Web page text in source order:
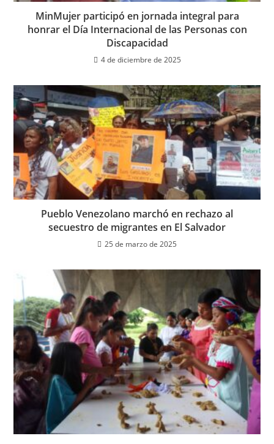
MinMujer participó en jornada integral para
honrar el Día Internacional de las Personas con
Discapacidad
4 de diciembre de 2025
Pueblo Venezolano marchó en rechazo al
secuestro de migrantes en El Salvador
25 de marzo de 2025